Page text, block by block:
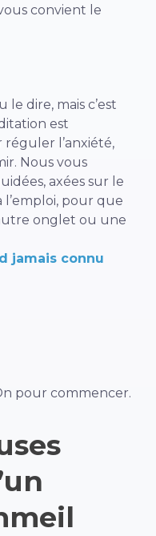
convient le
dire, mais c’est
est
l’anxiété,
Nous vous
axées sur le
l’emploi, pour que
onglet ou une
jamais connu
pour commencer.